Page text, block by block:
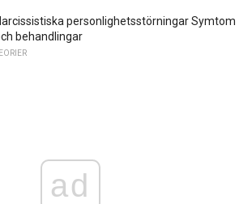
personlighetsstörningar Symtom
behandlingar
ad